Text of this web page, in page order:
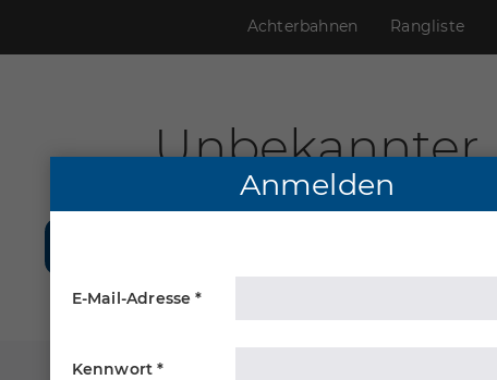
Achterbahnen Rangliste
Unbekannter
Anmelden
E-Mail-Adresse *
Kennwort *